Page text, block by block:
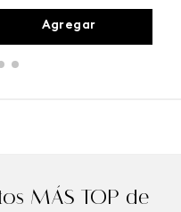
Agregar
MÁS TOP de